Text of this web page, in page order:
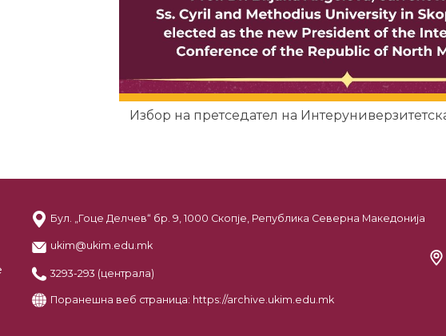
Избор на претседател на
Бул. „Гоце Делчев“ бр. 9, 1000 Скопје, Република Северна Македонија
ukim@ukim.edu.mk
3293-293 (централа)
Поранешна веб страница: https://archive.ukim.edu.mk